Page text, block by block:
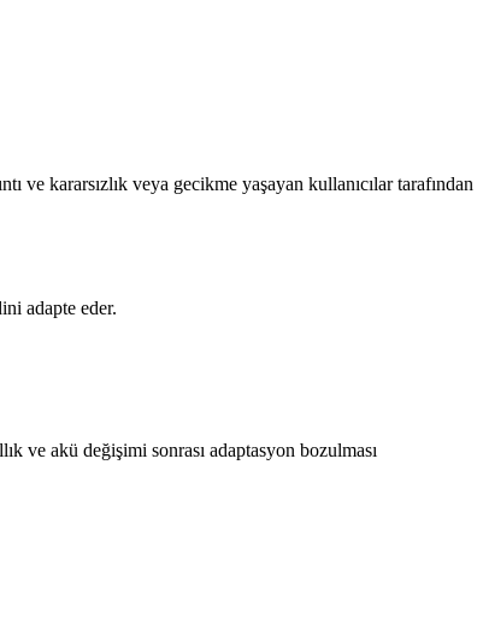
ve kararsızlık veya gecikme yaşayan kullanıcılar tarafından
adapte eder.
ve akü değişimi sonrası adaptasyon bozulması